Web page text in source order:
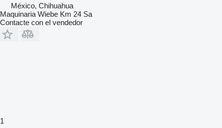
México, Chihuahua
Maquinaria Wiebe Km 24 Sa
Contacte con el vendedor
1